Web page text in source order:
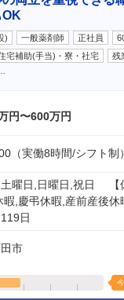
OK
) 一般薬剤師 正社員
宅補助(手当)・寮・社宅
残
円〜600万円
（実働8時間/シフト制）
土曜日,日曜日,祝日 【
暇,慶弔休暇,産前産後
日
市